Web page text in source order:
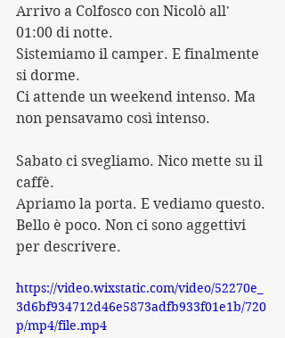
Arrivo a Colfosco con Nicolò all'
01:00 di notte.
Sistemiamo il camper. E finalmente
si dorme.
Ci attende un weekend intenso. Ma
non pensavamo così intenso.
Sabato ci svegliamo. Nico mette su il
caffè.
Apriamo la porta. E vediamo questo.
Bello è poco. Non ci sono aggettivi
per descrivere.
https://video.wixstatic.com/video/52270e_
3d6bf934712d46e5873adfb933f01e1b/720
p/mp4/file.mp4